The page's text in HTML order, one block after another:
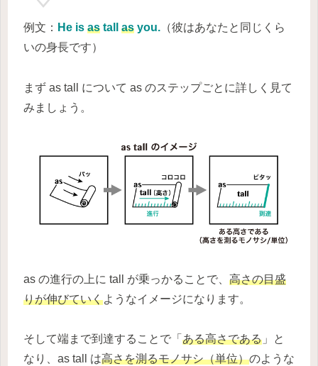
例文： He is as tall as you. （彼はあなたと同じくら
いの身長です）
まず as tall について as のステップごとに詳しく見て
みましょう。
as の進行の上に tall が乗っかることで、 高さの目盛
りが伸びていくようなイメージになります。
そして端まで到達することで「 ある高さである 」と
なり、as tall は高さを測るモノサシ（単位）のような